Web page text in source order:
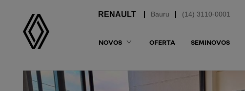
(14) 3110-0001
Bauru
NOVOS OFERTA SEMINOVOS